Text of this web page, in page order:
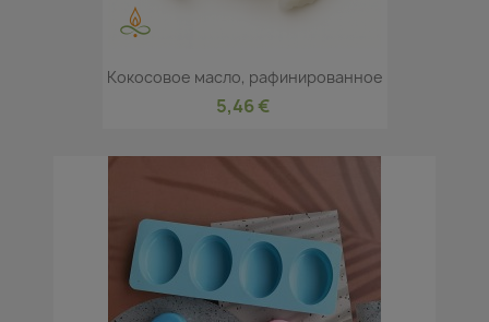
Кокосовое масло, рафинированное
5,46 €